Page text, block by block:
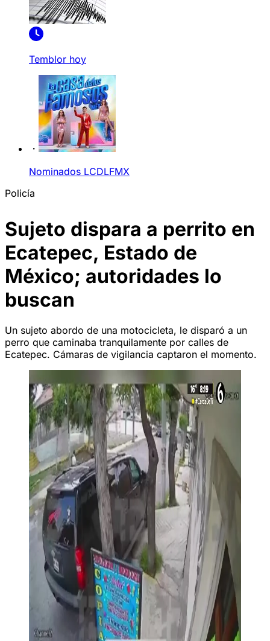
Temblor hoy
Nominados LCDLFMX
Policía
Sujeto dispara a perrito en
Ecatepec, Estado de
México; autoridades lo
buscan
Un sujeto abordo de una motocicleta, le disparó a un
perro que caminaba tranquilamente por calles de
Ecatepec. Cámaras de vigilancia captaron el momento.